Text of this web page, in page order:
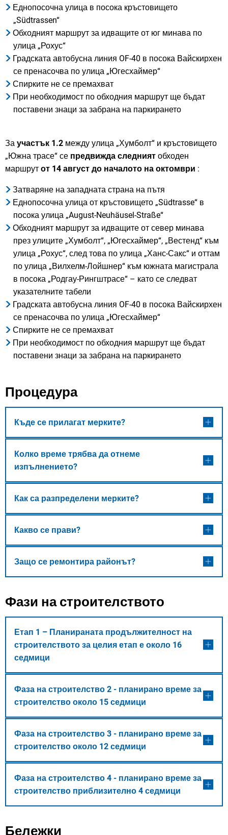
Еднопосочна улица в посока кръстовището
„Südtrassen“
Обходният маршрут за идващите от юг минава по
улица „Рохус“
Градската автобусна линия OF-40 в посока Вайскирхен
се пренасочва по улица „Югесхаймер“
Спирките не се премахват
При необходимост по обходния маршрут ще бъдат
поставени знаци за забрана на паркирането
За участък 1.2 между улица „Хумболт“ и кръстовището
„Южна трасе“ се предвижда следният обходен
маршрут от 14 август до началото на октомври :
Затваряне на западната страна на пътя
Еднопосочна улица от кръстовището „Südtrasse“ в
посока улица „August-Neuhäusel-Straße“
Обходният маршрут за идващите от север минава
през улиците „Хумболт“, „Югесхаймер“, „Вестенд“ към
улица „Рохус“, след това по улица „Ханс-Сакс“ и оттам
по улица „Вилхелм-Лойшнер“ към южната магистрала
в посока „Родгау-Рингштрасе“ – като се следват
указателните табели
Градската автобусна линия OF-40 в посока Вайскирхен
се пренасочва по улица „Югесхаймер“
Спирките не се премахват
При необходимост по обходния маршрут ще бъдат
поставени знаци за забрана на паркирането
Процедура
Къде се прилагат мерките?
Колко време трябва да отнеме
изпълнението?
Как са разпределени мерките?
Какво се прави?
Защо се ремонтира районът?
Фази на строителството
Етап 1 – Планираната продължителност на
строителството за целия етап е около 16
седмици
Фаза на строителство 2 - планирано време за
строителство около 15 седмици
Фаза на строителство 3 - планирано време за
строителство около 12 седмици
Фаза на строителство 4 - планирано време за
строителство приблизително 4 седмици
Бележки